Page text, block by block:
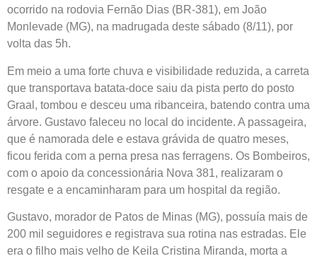
ocorrido na rodovia Fernão Dias (BR-381), em João
Monlevade (MG), na madrugada deste sábado (8/11), por
volta das 5h.
Em meio a uma forte chuva e visibilidade reduzida, a carreta
que transportava batata-doce saiu da pista perto do posto
Graal, tombou e desceu uma ribanceira, batendo contra uma
árvore. Gustavo faleceu no local do incidente. A passageira,
que é namorada dele e estava grávida de quatro meses,
ficou ferida com a perna presa nas ferragens. Os Bombeiros,
com o apoio da concessionária Nova 381, realizaram o
resgate e a encaminharam para um hospital da região.
Gustavo, morador de Patos de Minas (MG), possuía mais de
200 mil seguidores e registrava sua rotina nas estradas. Ele
era o filho mais velho de Keila Cristina Miranda, morta a